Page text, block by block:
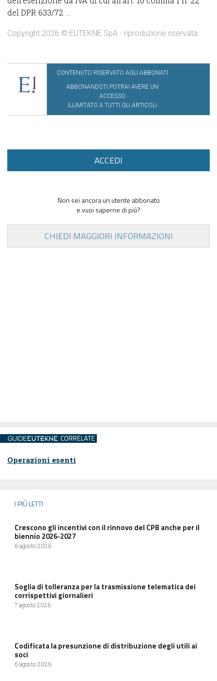
del DPR 633/72. ...
Copyright 2026 © EUTEKNE SpA - riproduzione riservata
CONTENUTO RISERVATO AGLI ABBONATI
ABBONANDOTI POTRAI AVERE UN
ACCESSO
ILLIMITATO A TUTTI GLI ARTICOLI
ACCEDI
Non sei ancora un utente abbonato
e vuoi saperne di più?
CHIEDI MAGGIORI INFORMAZIONI
Operazioni esenti
I PIÙ LETTI
Crescono gli incentivi con il rinnovo del CPB anche per il
biennio 2026-2027
6 agosto 2026
Soglia di tolleranza per la trasmissione telematica dei
corrispettivi giornalieri
7 agosto 2026
Codificata la presunzione di distribuzione degli utili ai
soci
6 agosto 2026